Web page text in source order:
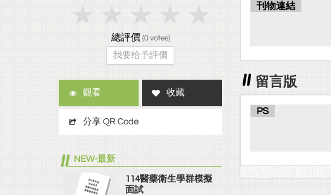
刊物連結
留言版
PS
總評價 (0votes)
我要给予評價
觀看 收藏
分享 QR Code
NEW-最新
114醫藥衛生學群模擬
面試